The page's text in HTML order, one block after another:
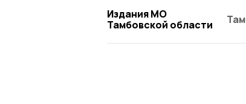
Издания МО
Тамбовской области